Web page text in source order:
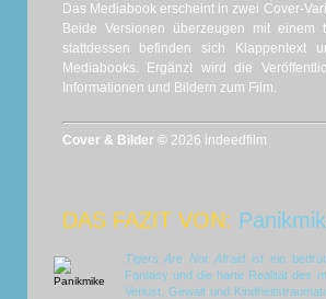
Das Mediabook erscheint in zwei Cover-
Beide Versionen überzeugen mit einem
stattdessen befinden sich Klappentext
Mediabooks. Ergänzt wird die
Informationen und Bildern zum Film.
Cover & Bilder © 2026 indeedfilm
DAS FAZIT VON:
Tigers Are Not Afraid ist ein
Fantasy und die harte Realität des
Verlust, Gewalt und